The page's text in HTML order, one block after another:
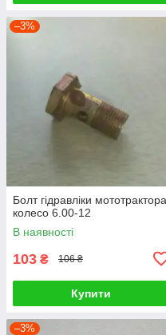
–3%
Болт гідравліки мототрактора
колесо 6.00-12
В наявності
103 ₴ 106 ₴
Купити
–3%